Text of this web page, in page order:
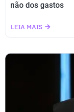
não dos gastos
LEIA MAIS